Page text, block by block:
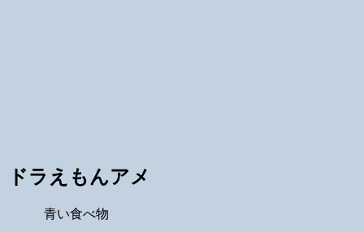
ドラえもんアメ
青い食べ物